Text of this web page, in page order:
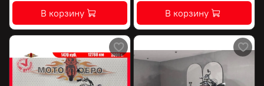
В корзину В корзину